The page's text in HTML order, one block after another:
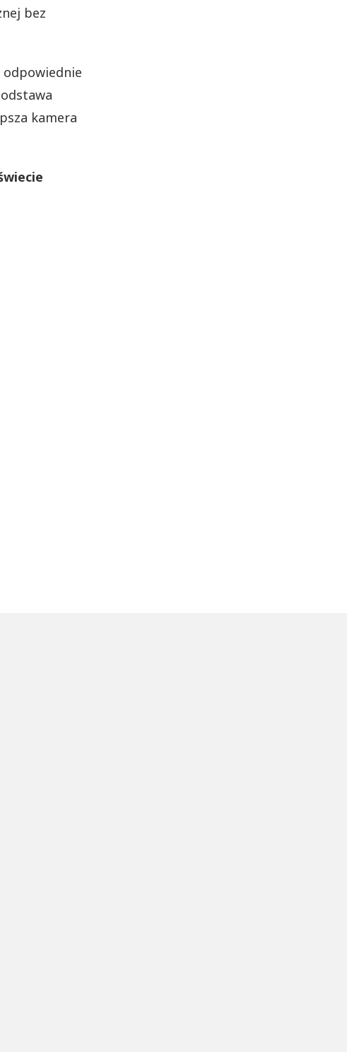
bez
kamera